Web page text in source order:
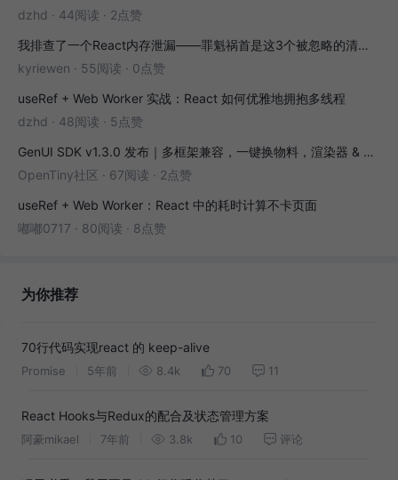
dzhd · 44阅读 · 2点赞
我排查了一个React内存泄漏——罪魁祸首是这3个被忽略的清理函数
kyriewen · 55阅读 · 0点赞
useRef + Web Worker 实战：React 如何优雅地拥抱多线程
dzhd · 48阅读 · 5点赞
GenUI SDK v1.3.0 发布｜多框架兼容，一键换物料，渲染器 & 演练场全面增强！
OpenTiny社区 · 67阅读 · 2点赞
useRef + Web Worker：React 中的耗时计算不卡页面
嘟嘟0717 · 80阅读 · 8点赞
为你推荐
70行代码实现react 的 keep-alive
Promise 5年前 8.4k 70 11
React Hooks与Redux的配合及状态管理方案
阿豪mikael 7年前 3.8k 10 评论